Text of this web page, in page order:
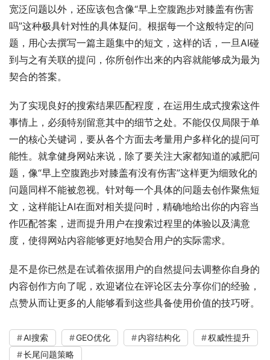
宽泛问题以外，还应该包含像“早上空腹跑步对膝盖有伤害
吗”这种极具针对性的具体疑问。根据每一个这般特定的问
题，用心去撰写一篇主题集中的短文，这样的话，一旦AI碰
到与之有关联的提问，你所创作出来的内容就能够成为最为
契合的答案。
为了实现良好的搜索结果匹配程度，在运用生成式搜索这件
事情上，必须特别留意其中的细节之处。不能仅仅局限于单
一的核心关键词，要从各个方面去考量用户多样化的提问可
能性。就拿健身网站来说，除了要关注大家都知道的减肥问
题，像“早上空腹跑步对膝盖有没有伤害”这样更为细致化的
问题同样不能被忽视。针对每一个具体的问题去创作聚焦短
文，这样能让AI在面对相关提问时，精确地给出你的内容当
作匹配答案，进而提升用户在搜索过程里的体验以及满意
度，使得网站内容能够更好地契合用户的实际需求。
是不是你已然是在试着依据用户的自然提问去调整你自身的
内容创作方向了呢，欢迎诸位在评论区去分享你们的经验，
点赞从而让更多的人能够看到这些具备使用价值的技巧呀。
AI搜索 GEO优化 内容结构化
权威性提升
长尾问题策略